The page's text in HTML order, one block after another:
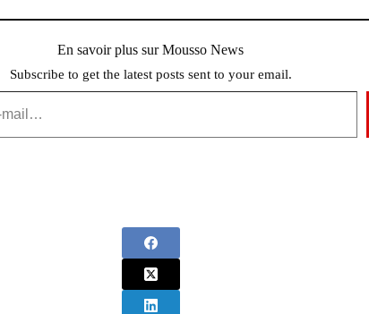
En savoir plus sur Mousso News
Subscribe to get the latest posts sent to your email.